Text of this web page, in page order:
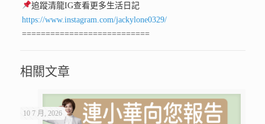
追蹤清龍IG查看更多生活日記
https://www.instagram.com/jackylone0329/
===========================
相關文章
10 7 月, 2026